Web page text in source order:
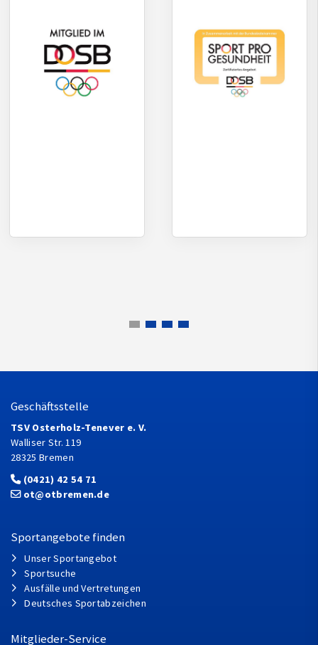
Geschäftsstelle
TSV Osterholz-Tenever e. V.
Walliser Str. 119
28325 Bremen
(0421) 42 54 71
ot@otbremen.de
Sportangebote finden
Unser Sportangebot
Sportsuche
Ausfälle und Vertretungen
Deutsches Sportabzeichen
Mitglieder-Service